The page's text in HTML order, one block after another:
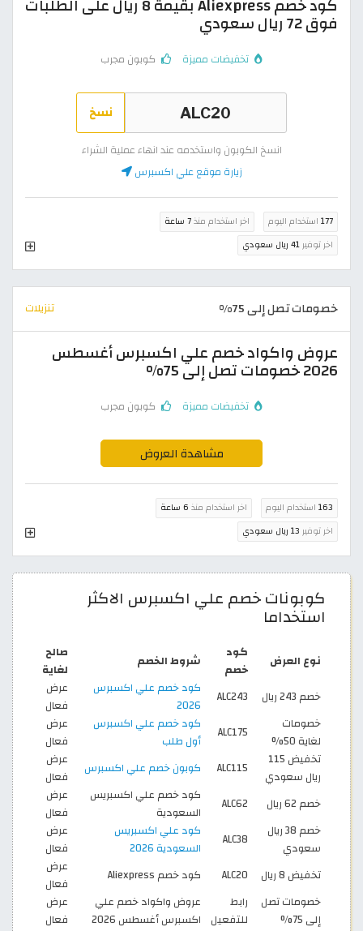
كود خصم Aliexpress بقيمة 8 ريال على الطلبات
فوق 72 ريال سعودي
تخفيضات مميزة كوبون مجرب
نسخ
انسخ الكوبون واستخدمه عند انهاء عملية الشراء
زيارة موقع علي اكسبرس
177 استخدام اليوم اخر استخدام منذ7 ساعة
اخر توفير41 ريال سعودي
خصومات تصل إلى 75% تنزيلات
عروض واكواد خصم علي اكسبرس أغسطس
2026 خصومات تصل إلى 75%
تخفيضات مميزة كوبون مجرب
مشاهدة العروض
163 استخدام اليوم اخر استخدام منذ 6 ساعة
اخر توفير 13 ريال سعودي
كوبونات خصم علي اكسبرس الاكثر
استخداما
نوع العرض
كود
خصم
شروط الخصم
صالح
لغاية
خصم 243 ريال
ALC243
كود خصم علي اكسبرس
2026
عرض
فعال
خصومات
لغاية 50%
ALC175
كود خصم علي اكسبرس
أول طلب
عرض
فعال
تخفيض 115
ريال سعودي
ALC115 كوبون خصم علي اكسبرس
عرض
فعال
خصم 62 ريال
ALC62
كود خصم علي اكسبريس
السعودية
عرض
فعال
خصم 38 ريال
سعودي
ALC38
كود علي اكسبريس
السعودية 2026
عرض
فعال
تخفيض 8 ريال
ALC20 كود خصم Aliexpress
عرض
فعال
خصومات تصل
إلى 75%
رابط
للتفعيل
عروض واكواد خصم علي
اكسبرس أغسطس 2026
عرض
فعال